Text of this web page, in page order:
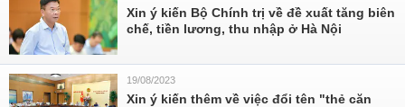
Xin ý kiến Bộ Chính trị về đề xuất tăng biên
chế, tiền lương, thu nhập ở Hà Nội
19/08/2023
Xin ý kiến thêm về việc đổi tên "thẻ căn